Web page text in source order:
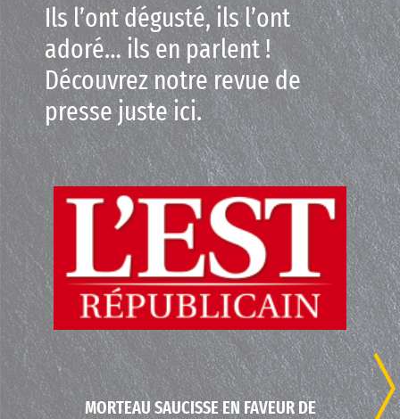
Ils l’ont dégusté, ils l’ont
adoré… ils en parlent !
Découvrez notre revue de
presse juste ici.
MORTEAU SAUCISSE EN FAVEUR DE
Previous